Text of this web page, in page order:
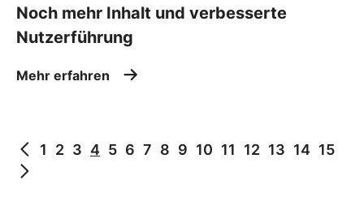
Noch mehr Inhalt und verbesserte
Nutzerführung
Mehr erfahren
1 2 3 4 5 6 7 8 9 10 11 12 13 14 15